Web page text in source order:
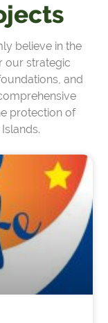
believe in the
our strategic
and
protection of